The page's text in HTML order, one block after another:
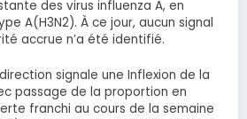
des virus influenza A, en
A(H3N2). À ce jour, aucun signal
accrue n’a été identifié.
signale une Inflexion de la
passage de la proportion en
franchi au cours de la semaine